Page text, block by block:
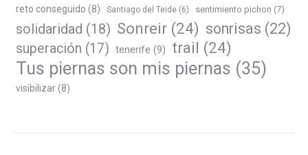
reto conseguido (8) Santiago del Teide (6) sentimiento pichon (7)
solidaridad (18) Sonreir (24) sonrisas (22)
superación (17) tenerife (9) trail (24)
Tus piernas son mis piernas (35)
visibilizar(8)